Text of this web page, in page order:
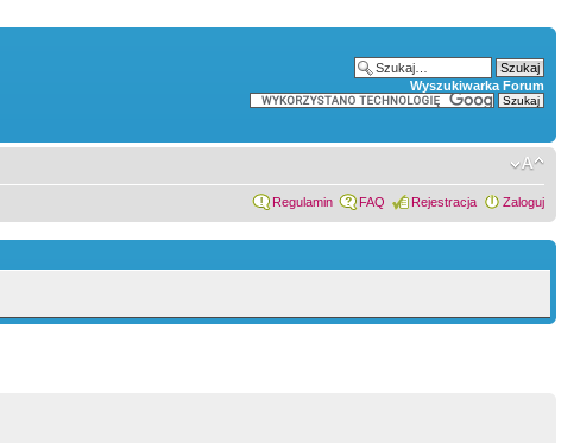
Wyszukiwarka Forum
Regulamin FAQ Rejestracja Zaloguj